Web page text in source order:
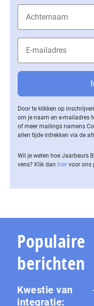
Door te klikken op
om je naam en e-mailadres
of meer mailings namens
allen tijde intrekken via de
Wil je weten hoe Jaarbeurs
vens? Klik dan hier voor ons
Populaire
berichten
Kwestie van
integratie: